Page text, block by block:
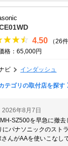
4.50
（26件
格：65,000円
ビ インダッシュ
テゴリの取付店を探す
2026年8月7日
SZ500を早急に撤去
パナソニックのスト
んがAAを使いこなし